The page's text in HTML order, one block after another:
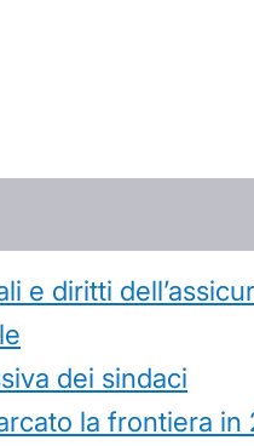
e diritti
dei sindaci
la frontiera in